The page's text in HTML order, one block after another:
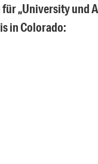
„University
in Colorado: